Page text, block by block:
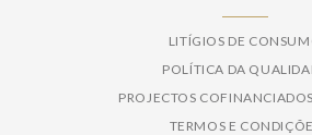
LITÍGIOS DE
POLÍTICA DA
PROJECTOS
TERMOS E